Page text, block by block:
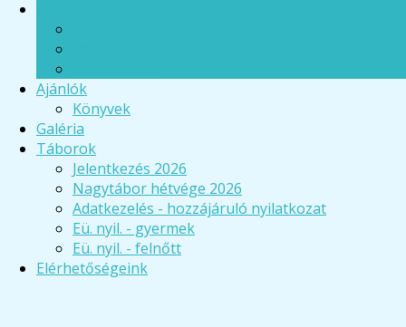
Ajánlók
Könyvek
Galéria
Táborok
Jelentkezés 2026
Nagytábor hétvége 2026
Adatkezelés - hozzájáruló nyilatkozat
Eü. nyil. - gyermek
Eü. nyil. - felnőtt
Elérhetőségeink